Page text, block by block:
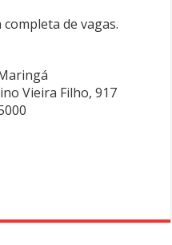
de vagas.
Vieira Filho, 917